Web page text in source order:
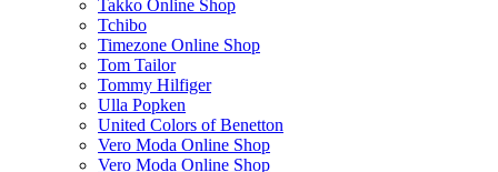
Takko Online Shop
Tchibo
Timezone Online Shop
Tom Tailor
Tommy Hilfiger
Ulla Popken
United Colors of Benetton
Vero Moda Online Shop
Vero Moda Online Shop